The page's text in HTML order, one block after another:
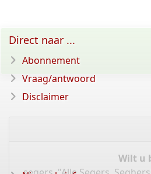
Wilt u
Direct naar ...
Abonnement
Vraag/antwoord
Disclaimer